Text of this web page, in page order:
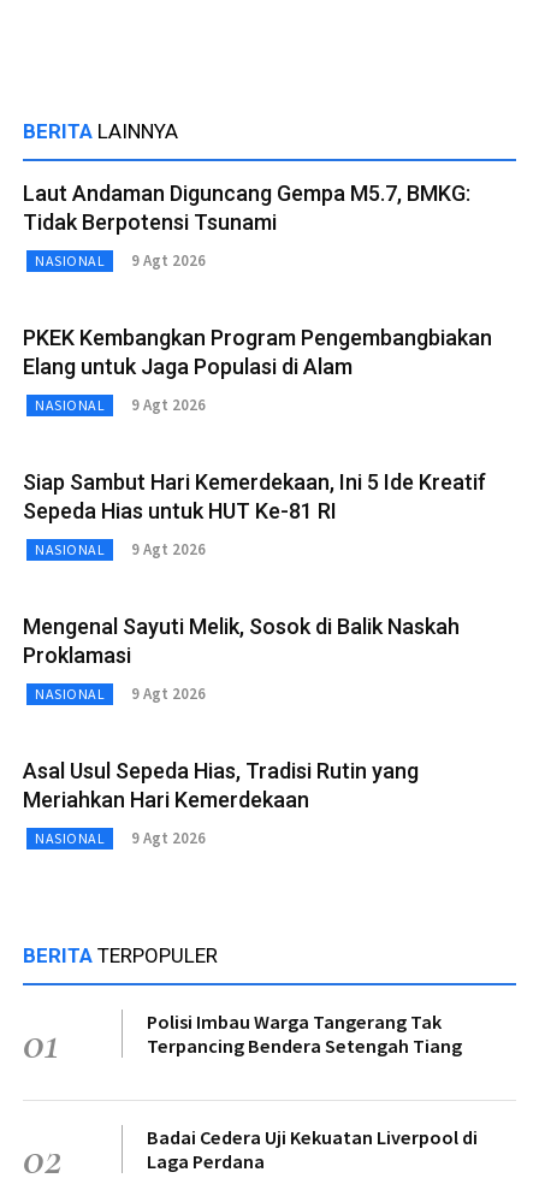
BERITA LAINNYA
Laut Andaman Diguncang Gempa M5.7, BMKG:
Tidak Berpotensi Tsunami
NASIONAL 9 Agt 2026
PKEK Kembangkan Program Pengembangbiakan
Elang untuk Jaga Populasi di Alam
NASIONAL 9 Agt 2026
Siap Sambut Hari Kemerdekaan, Ini 5 Ide Kreatif
Sepeda Hias untuk HUT Ke-81 RI
NASIONAL 9 Agt 2026
Mengenal Sayuti Melik, Sosok di Balik Naskah
Proklamasi
NASIONAL 9 Agt 2026
Asal Usul Sepeda Hias, Tradisi Rutin yang
Meriahkan Hari Kemerdekaan
NASIONAL 9 Agt 2026
BERITA TERPOPULER
01
Polisi Imbau Warga Tangerang Tak
Terpancing Bendera Setengah Tiang
02
Badai Cedera Uji Kekuatan Liverpool di
Laga Perdana